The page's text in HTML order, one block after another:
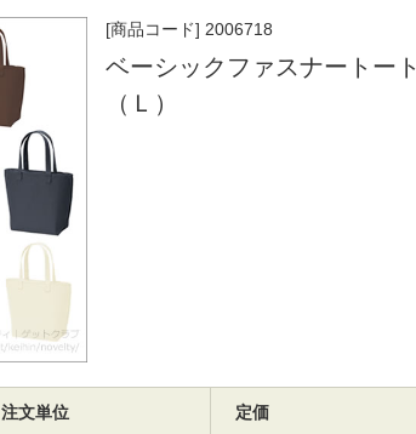
[商品コード] 2006718
ベーシックファスナートート
（Ｌ）
注文単位 定価